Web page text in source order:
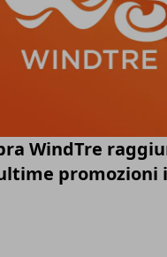
WindTre
promozioni